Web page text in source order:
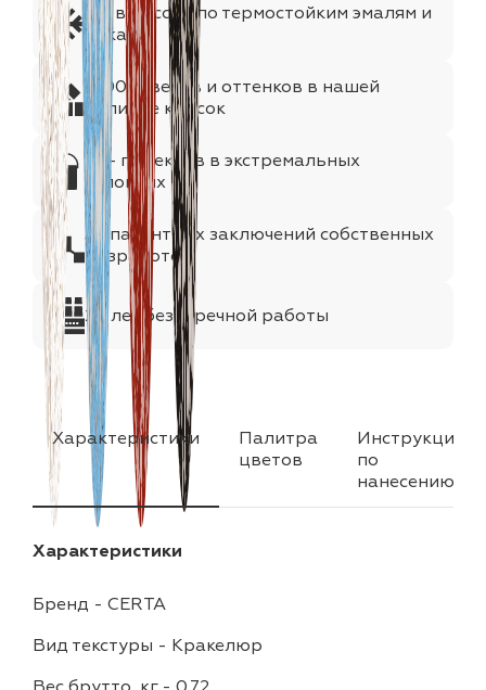
№1 в России по термостойким эмалям и
лакам
1000+цветов и оттенков в нашей
палитре красок
75+ проектов в экстремальных
условиях
35 патентных заключений собственных
разработок
25 лет безупречной работы
Характеристики
Палитра
цветов
Инструкция
по
нанесению
Характеристики
Бренд - CERTA
Вид текстуры - Кракелюр